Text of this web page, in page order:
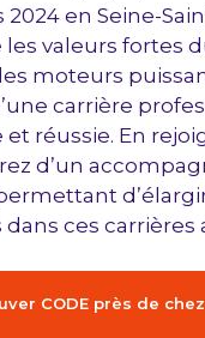
en Seine-
valeurs fortes
moteurs
carrière
réussie. En
d’un
ces carrières
CODE près de